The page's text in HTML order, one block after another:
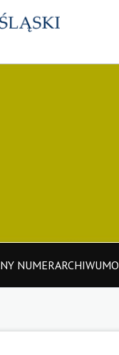
NUMERARCHIWUM